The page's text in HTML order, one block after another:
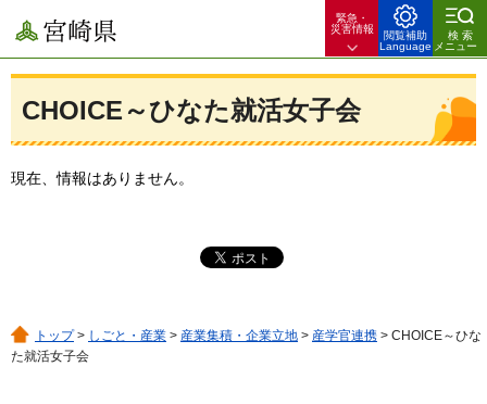
宮崎県
緊急・
災害情報
閲覧補助
Language
検索
メニュー
CHOICE～ひなた就活女子会
現在、情報はありません。
トップ> しごと・産業 > 産業集積・企業立地 > 産学官連携 > CHOICE～ひな
た就活女子会